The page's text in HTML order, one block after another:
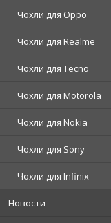
Чохли для Oppo
Чохли для Realme
Чохли для Tecno
Чохли для Motorola
Чохли для Nokia
Чохли для Sony
Чохли для Infinix
Новости